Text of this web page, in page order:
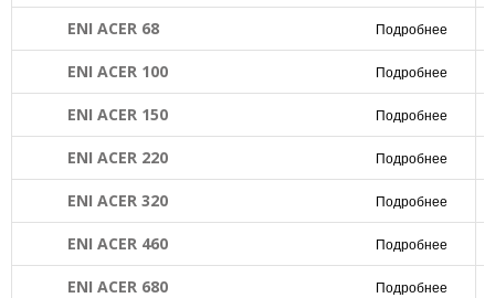
ENI ACER 68 Подробнее
ENI ACER 100 Подробнее
ENI ACER 150 Подробнее
ENI ACER 220 Подробнее
ENI ACER 320 Подробнее
ENI ACER 460 Подробнее
ENI ACER 680 Подробнее